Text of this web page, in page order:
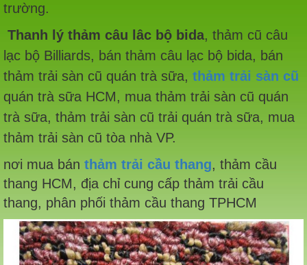
trường.
Thanh lý thảm câu lâc bộ bida, thảm cũ câu
lạc bộ Billiards, bán thảm câu lạc bộ bida, bán
thảm trải sàn cũ quán trà sữa, thảm trải sàn cũ
quán trà sữa HCM, mua thảm trải sàn cũ quán
trà sữa, thảm trải sàn cũ trải quán trà sữa, mua
thảm trải sàn cũ tòa nhà VP.
nơi mua bán thảm trải cầu thang, thảm cầu
thang HCM, địa chỉ cung cấp thảm trải cầu
thang, phân phối thảm cầu thang TPHCM